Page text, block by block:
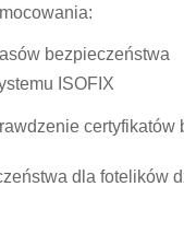
bezpieczeństwa
ISOFIX
certyfikatów
dla fotelików